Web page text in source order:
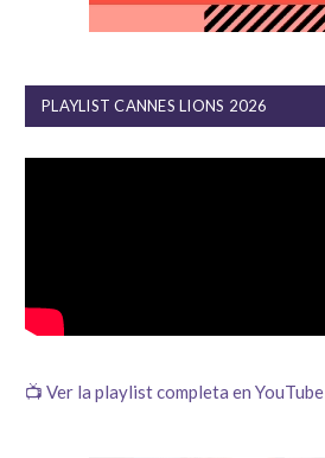
PLAYLIST CANNES LIONS 2026
📺 Ver la playlist completa en YouTube